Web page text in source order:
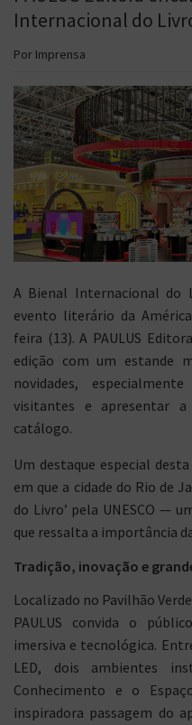
Internacional do
Por Imprensa
A Bienal Internacional do
evento literário da
feira (13). A PAULUS
edição com um estande
novidades,
visitantes e apresentar a
catálogo.
Um destaque especial
em que a cidade do Rio de
do Livro’ pela UNESCO —
que ressalta a importância
Tradição, inovação e
Localizado no Pavilhão
PAULUS convida o
imersiva e tecnológica.
LED, dois ambientes
Conhecimento e o
inspiradora passagem do